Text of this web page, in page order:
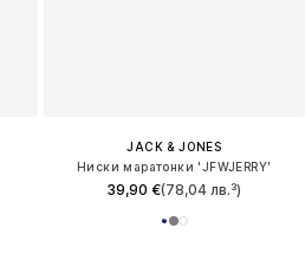
JACK & JONES
Ниски маратонки 'JFWJERRY'
39,90 €(78,04 лв.³)